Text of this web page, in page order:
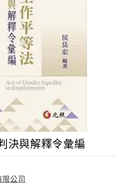
決與解釋令彙編
限公司